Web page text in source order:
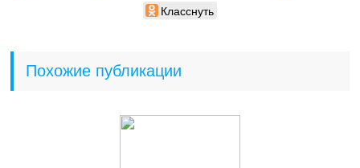
Класснуть
Похожие публикации